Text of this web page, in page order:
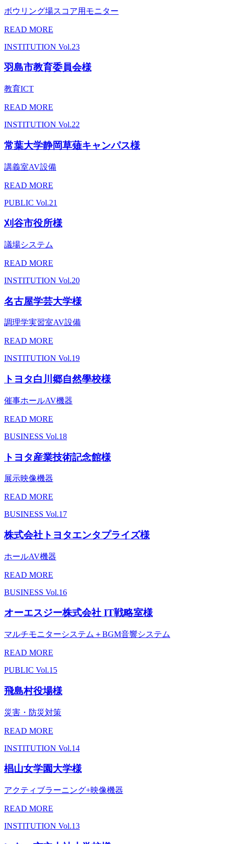
ボウリング場スコア用モニター
READ MORE
INSTITUTION Vol.23
羽島市教育委員会様
教育ICT
READ MORE
INSTITUTION Vol.22
常葉大学静岡草薙キャンパス様
講義室AV設備
READ MORE
PUBLIC Vol.21
刈谷市役所様
議場システム
READ MORE
INSTITUTION Vol.20
名古屋学芸大学様
調理学実習室AV設備
READ MORE
INSTITUTION Vol.19
トヨタ白川郷自然學校様
催事ホールAV機器
READ MORE
BUSINESS Vol.18
トヨタ産業技術記念館様
展示映像機器
READ MORE
BUSINESS Vol.17
株式会社トヨタエンタプライズ様
ホールAV機器
READ MORE
BUSINESS Vol.16
オーエスジー株式会社 IT戦略室様
マルチモニターシステム＋BGM音響システム
READ MORE
PUBLIC Vol.15
飛島村役場様
災害・防災対策
READ MORE
INSTITUTION Vol.14
椙山女学園大学様
アクティブラーニング+映像機器
READ MORE
INSTITUTION Vol.13